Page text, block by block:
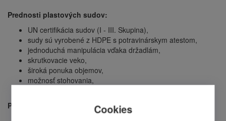
Prednosti plastových sudov:
UN certifikácia sudov (I - III. Skupina),
sudy sú vyrobené z HDPE s potravinárskym atestom,
jednoduchá manipulácia vďaka držadlám,
skrutkovacie veko,
široká ponuka objemov,
možnosť stohovania,
Parametre:
Cookies